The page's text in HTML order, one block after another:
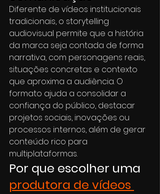
Diferente de vídeos institucionais
tradicionais, o storytelling
audiovisual permite que a história
da marca seja contada de forma
narrativa, com personagens reais,
situações concretas e contexto
que aproxima a audiência. O
formato ajuda a consolidar a
confiança do público, destacar
projetos sociais, inovações ou
processos internos, além de gerar
conteúdo rico para
multiplataformas.
Por que escolher uma
produtora de vídeos